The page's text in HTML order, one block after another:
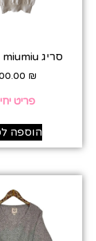
סריג miumiu מידה S
₪
פריט
הוספה